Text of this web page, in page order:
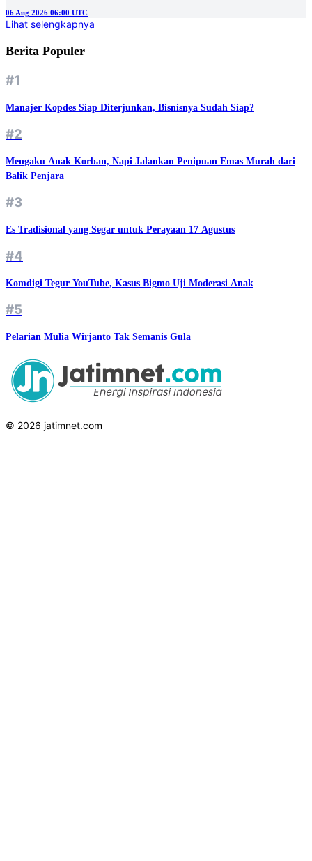
06 Aug 2026 06:00 UTC
Lihat selengkapnya
Berita Populer
#1
Manajer Kopdes Siap Diterjunkan, Bisnisnya Sudah Siap?
#2
Mengaku Anak Korban, Napi Jalankan Penipuan Emas Murah dari
Balik Penjara
#3
Es Tradisional yang Segar untuk Perayaan 17 Agustus
#4
Komdigi Tegur YouTube, Kasus Bigmo Uji Moderasi Anak
#5
Pelarian Mulia Wirjanto Tak Semanis Gula
© 2026 jatimnet.com